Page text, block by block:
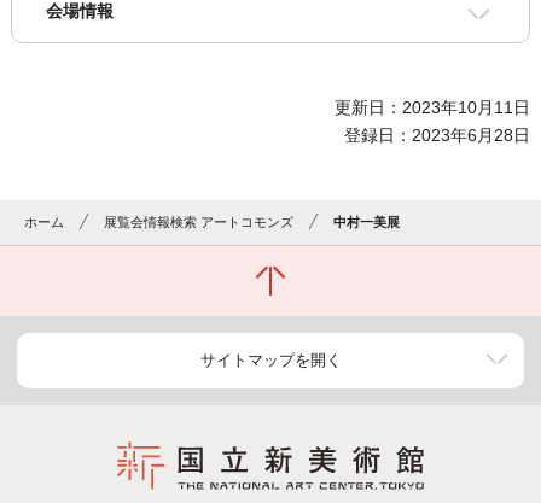
会場情報
更新日：2023年10月11日
登録日：2023年6月28日
ホーム 展覧会情報検索 アートコモンズ 中村一美展
サイトマップを開く